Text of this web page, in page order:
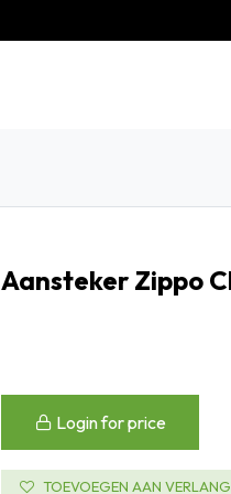
Aansteker Zippo
Login for price
TOEVOEGEN AAN